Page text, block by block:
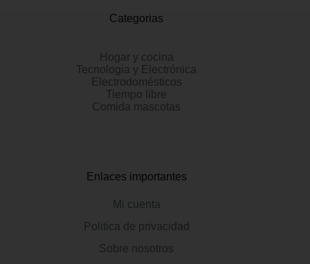
Categorias
Hogar y cocina
Tecnologia y Electrónica
Electrodomésticos
Tiempo libre
Comida mascotas
Enlaces importantes
Mi cuenta
Politica de privacidad
Sobre nosotros